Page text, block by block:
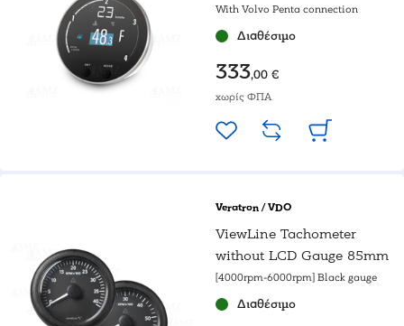
Penta
With Volvo Penta connection
Διαθέσιμο
333,00 €
χωρίς ΦΠΑ
Veratron / VDO
ViewLine Tachometer
without LCD Gauge 85mm
[4000rpm-6000rpm] Black gauge
Διαθέσιμο